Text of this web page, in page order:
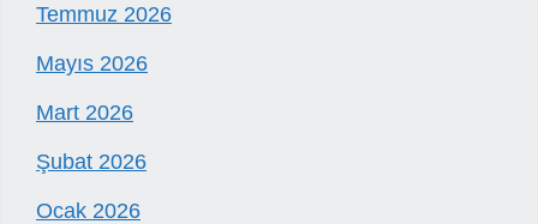
Temmuz 2026
Mayıs 2026
Mart 2026
Şubat 2026
Ocak 2026